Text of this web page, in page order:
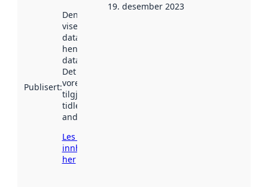
Publisert:
Denne datoen
viser når
datasettet vart
henta inn av
data.norge.no.
Det kan ha
vore
tilgjengeleg
tidlegare
andre stader.
Les meir om
innhenting
her
19. desember 2023